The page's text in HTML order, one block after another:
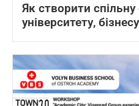
Як створити спільну
університету,